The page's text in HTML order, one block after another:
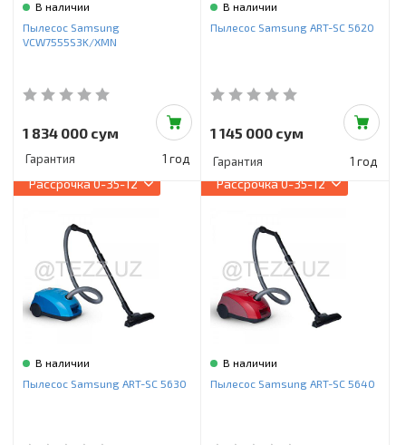
В наличии
Пылесос Samsung
VCW7555S3K/XMN
1 834 000 сум
Гарантия 1 год
В наличии
Пылесос Samsung ART-SC 5620
1 145 000 сум
Гарантия 1 год
Рассрочка0-35-12
В наличии
Пылесос Samsung ART-SC 5630
Рассрочка0-35-12
В наличии
Пылесос Samsung ART-SC 5640